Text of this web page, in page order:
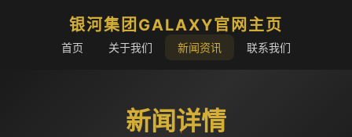
银河集团GALAXY官网主页
首页 关于我们 新闻资讯 联系我们
新闻详情